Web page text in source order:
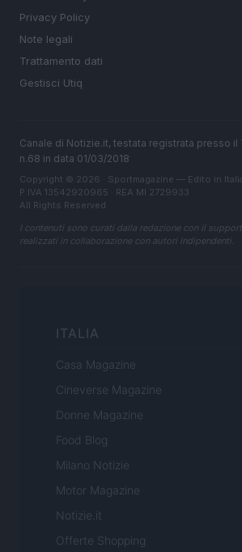
Privacy Policy
Note legali
Trattamento dati
Gestisci Utiq
Canale di Notizie.it, testata registrata presso il
n.68 in data 01/03/2018
Copyright © 2026 · Sportmagazine — Edito in
P.IVA 13542920965 · REA MI 2729933
All Rights Reserved
I contenuti sono curati dalla redazione con il
realizzati in collaborazione con autori indipendenti.
ITALIA
Casa Magazine
Cineverse Magazine
Donne Magazine
Food Blog
Milano Notizie
Motor Magazine
Notizie.it
Offerte Shopping